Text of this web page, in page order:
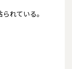
れている。